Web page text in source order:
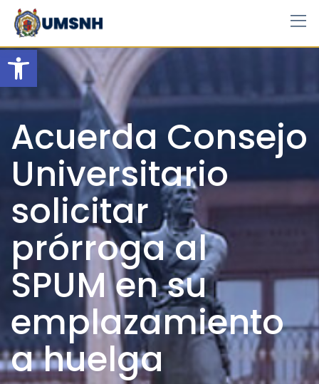
Open toolbar
Skip
content
Acuerda Consejo
Universitario
solicitar
prórroga al
SPUM en su
emplazamiento
a huelga